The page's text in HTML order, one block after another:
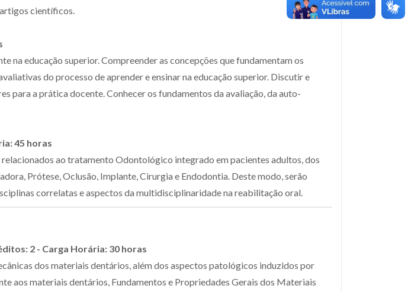
científicos.
na educação superior. Compreender as concepções que fundamentam os
do processo de aprender e ensinar na educação superior. Discutir e
para a prática docente. Conhecer os fundamentos da avaliação, da auto-
45 horas
ao tratamento Odontológico integrado em pacientes adultos, dos
Prótese, Oclusão, Implante, Cirurgia e Endodontia. Deste modo, serão
correlatas e aspectos da multidisciplinaridade na reabilitação oral.
2 - Carga Horária: 30 horas
dos materiais dentários, além dos aspectos patológicos induzidos por
aos materiais dentários, Fundamentos e Propriedades Gerais dos Materiais